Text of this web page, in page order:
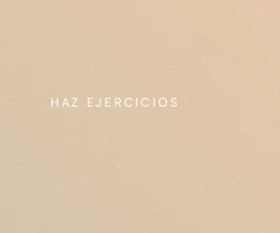
HAZ EJERCICIOS